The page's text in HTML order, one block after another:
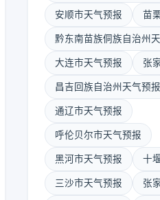
安顺市天气预报 苗
黔东南苗族侗族自治州
大连市天气预报 张
昌吉回族自治州天气预报
通辽市天气预报
呼伦贝尔市天气预报
黑河市天气预报 十
三沙市天气预报 张